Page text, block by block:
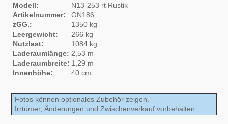
Modell:
N13-253 rt Rustik
Artikelnummer:
GN186
zGG.:
1350 kg
Leergewicht:
266 kg
Nutzlast:
1084 kg
Laderaumlänge: 2,53 m
Laderaumbreite: 1,29 m
Innenhöhe:
40 cm
Fotos können optionales Zubehör zeigen.
Irrtümer, Änderungen und Zwischenverkauf vorbehalten.